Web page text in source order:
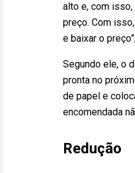
alto e, com
preço. Com
e baixar o
Segundo ele, o
pronta no
de papel e
encomendada
Redução